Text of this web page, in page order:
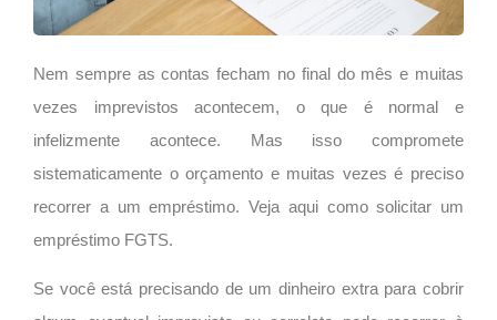
Nem sempre as contas fecham no final do mês e muitas
vezes imprevistos acontecem, o que é normal e
infelizmente acontece. Mas isso compromete
sistematicamente o orçamento e muitas vezes é preciso
recorrer a um empréstimo. Veja aqui como solicitar um
empréstimo FGTS.
Se você está precisando de um dinheiro extra para cobrir